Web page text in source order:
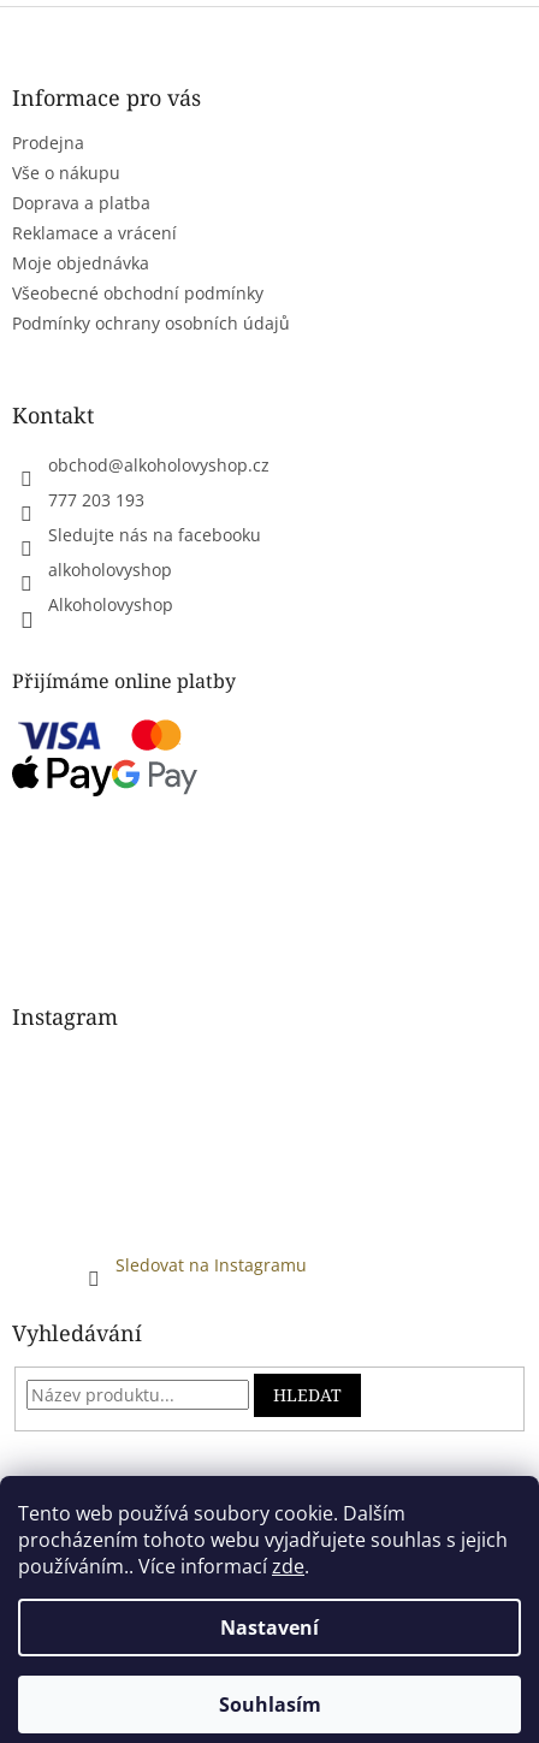
Tento web používá soubory cookie. Dalším
procházením tohoto webu vyjadřujete souhlas s jejich
používáním.. Více informacízde.
Nastavení
Souhlasím
Z
Informace pro vás
Prodejna
Vše o nákupu
Doprava a platba
Reklamace a vrácení
Moje objednávka
Všeobecné obchodní podmínky
Podmínky ochrany osobních údajů
Kontakt
obchod@alkoholovyshop.cz
777 203 193
Sledujte nás na facebooku
alkoholovyshop
Alkoholovyshop
Přijímáme online platby
Instagram
Sledovat na Instagramu
Vyhledávání
HLEDAT
Vytvořil Shoptet
Copyright 2026Alkoholový shop. Všechna práva vyhrazena.